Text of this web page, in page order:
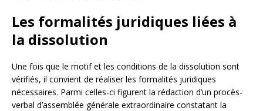
Les formalités juridiques liées à
la dissolution
Une fois que le motif et les conditions de la dissolution sont
vérifiés, il convient de réaliser les formalités juridiques
nécessaires. Parmi celles-ci figurent la rédaction d’un procès-
verbal d’assemblée générale extraordinaire constatant la